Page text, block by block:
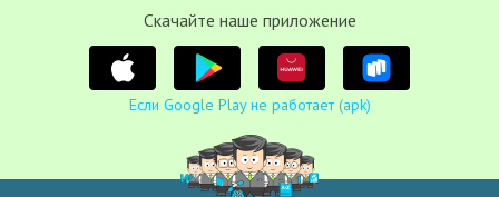
Cкачайте наше приложение
Если Google Play не работает (apk)